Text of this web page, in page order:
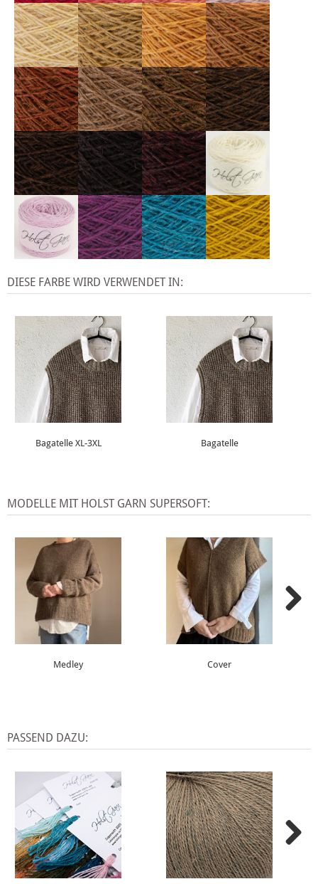
DIESE FARBE WIRD VERWENDET IN:
Bagatelle XL-3XL Bagatelle
MODELLE MIT HOLST GARN SUPERSOFT:
Medley Cover
PASSEND DAZU: